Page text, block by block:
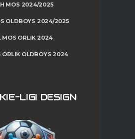
MOS 2024/2025
OLDBOYS 2024/2025
MOS ORLIK 2024
ORLIK OLDBOYS 2024
LIGI DESIGN